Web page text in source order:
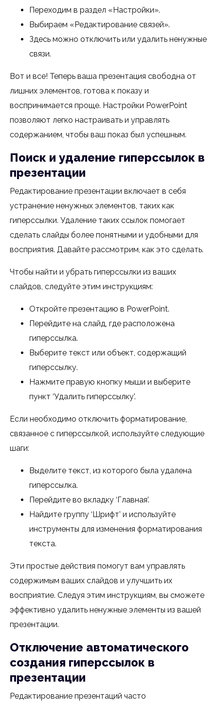
Переходим в раздел «Настройки».
Выбираем «Редактирование связей».
Здесь можно отключить или удалить ненужные
связи.
Вот и все! Теперь ваша презентация свободна от
лишних элементов, готова к показу и
воспринимается проще. Настройки PowerPoint
позволяют легко настраивать и управлять
содержанием, чтобы ваш показ был успешным.
Поиск и удаление гиперссылок в
презентации
Редактирование презентации включает в себя
устранение ненужных элементов, таких как
гиперссылки. Удаление таких ссылок помогает
сделать слайды более понятными и удобными для
восприятия. Давайте рассмотрим, как это сделать.
Чтобы найти и убрать гиперссылки из ваших
слайдов, следуйте этим инструкциям:
Откройте презентацию в PowerPoint.
Перейдите на слайд, где расположена
гиперссылка.
Выберите текст или объект, содержащий
гиперссылку.
Нажмите правую кнопку мыши и выберите
пункт ‘Удалить гиперссылку’.
Если необходимо отключить форматирование,
связанное с гиперссылкой, используйте следующие
шаги:
Выделите текст, из которого была удалена
гиперссылка.
Перейдите во вкладку ‘Главная’.
Найдите группу ‘Шрифт’ и используйте
инструменты для изменения форматирования
текста.
Эти простые действия помогут вам управлять
содержимым ваших слайдов и улучшить их
восприятие. Следуя этим инструкциям, вы сможете
эффективно удалить ненужные элементы из вашей
презентации.
Отключение автоматического
создания гиперссылок в
презентации
Редактирование презентаций часто